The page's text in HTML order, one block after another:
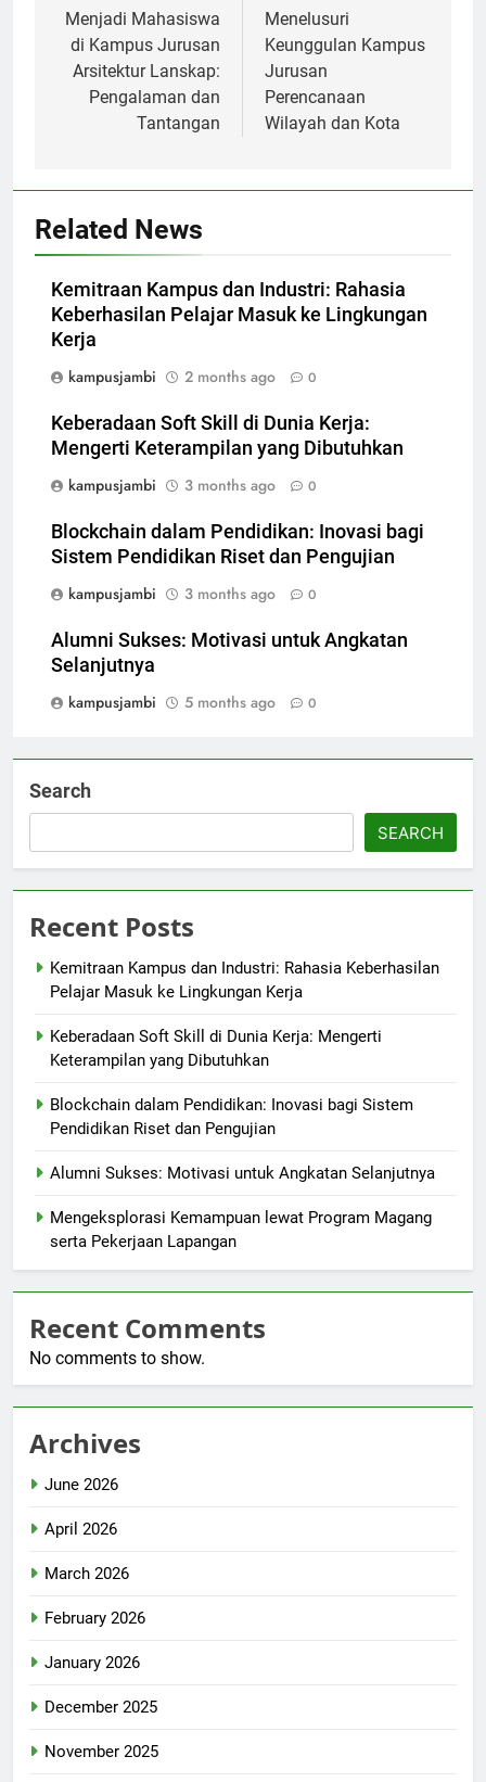
navigation
Menjadi Mahasiswa
di Kampus Jurusan
Arsitektur Lanskap:
Pengalaman dan
Tantangan
Menelusuri
Keunggulan Kampus
Jurusan
Perencanaan
Wilayah dan Kota
Related News
Kemitraan Kampus dan Industri: Rahasia
Keberhasilan Pelajar Masuk ke Lingkungan
Kerja
kampusjambi
2 months ago 0
Keberadaan Soft Skill di Dunia Kerja:
Mengerti Keterampilan yang Dibutuhkan
kampusjambi
3 months ago 0
Blockchain dalam Pendidikan: Inovasi bagi
Sistem Pendidikan Riset dan Pengujian
kampusjambi
3 months ago 0
Alumni Sukses: Motivasi untuk Angkatan
Selanjutnya
kampusjambi
5 months ago 0
Search
SEARCH
Recent Posts
Kemitraan Kampus dan Industri: Rahasia Keberhasilan
Pelajar Masuk ke Lingkungan Kerja
Keberadaan Soft Skill di Dunia Kerja: Mengerti
Keterampilan yang Dibutuhkan
Blockchain dalam Pendidikan: Inovasi bagi Sistem
Pendidikan Riset dan Pengujian
Alumni Sukses: Motivasi untuk Angkatan Selanjutnya
Mengeksplorasi Kemampuan lewat Program Magang
serta Pekerjaan Lapangan
Recent Comments
No comments to show.
Archives
June 2026
April 2026
March 2026
February 2026
January 2026
December 2025
November 2025